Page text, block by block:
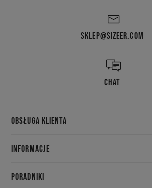
SKLEP@SIZEER.COM
CHAT
OBSŁUGA KLIENTA
INFORMACJE
PORADNIKI